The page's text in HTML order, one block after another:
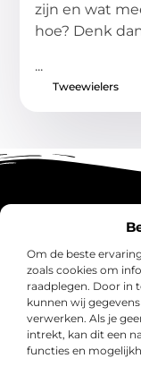
Om de beste
zoals cookies om
raadplegen. Door in
kunnen wij
verwerken. Als je
intrekt, kan dit een
functies en
zijn en wat
hoe? Denk
...
Tweewielers
intaro.nl –